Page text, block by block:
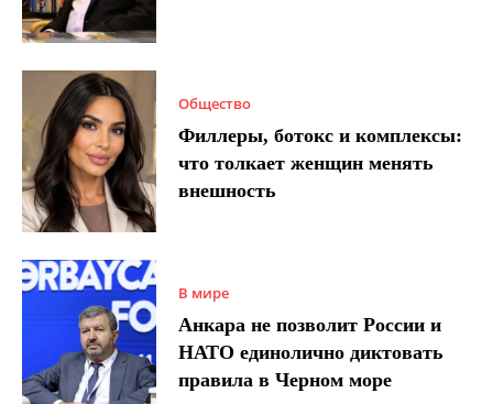
Общество
Филлеры, ботокс и комплексы:
что толкает женщин менять
внешность
В мире
Анкара не позволит России и
НАТО единолично диктовать
правила в Черном море